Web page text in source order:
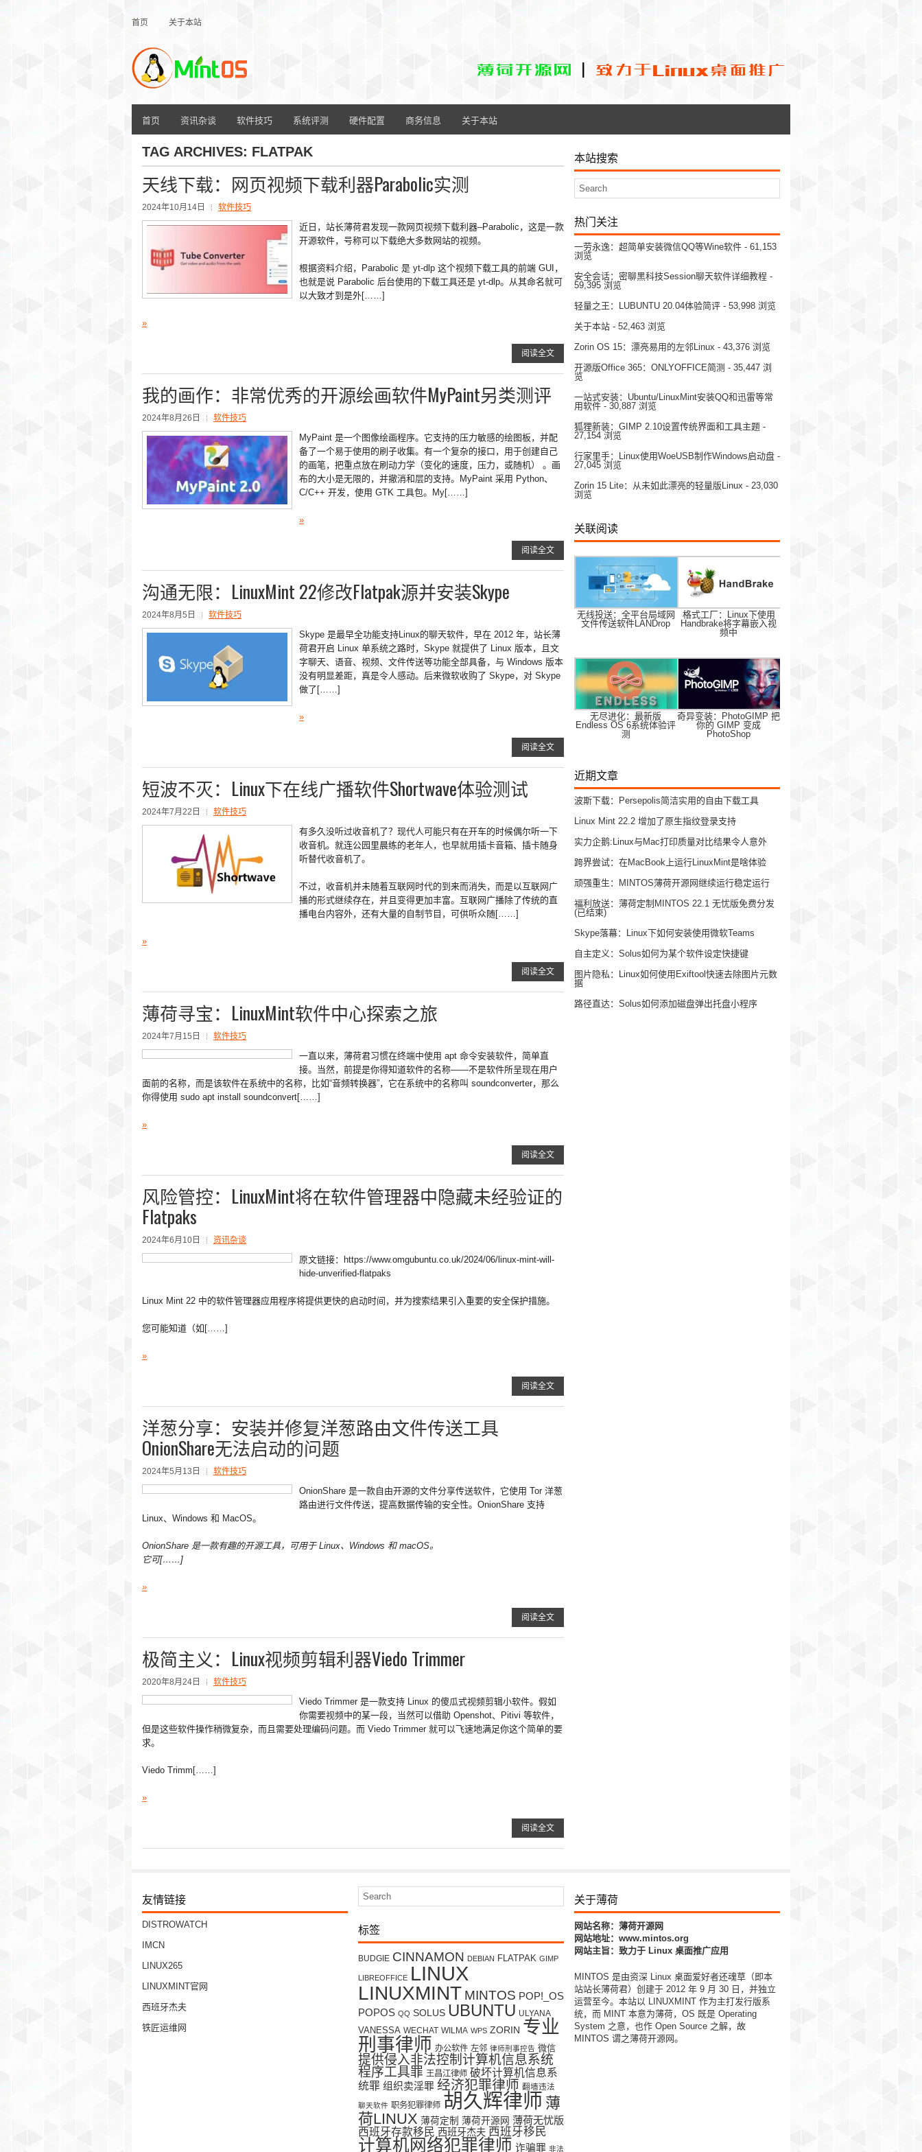
首页 关于本站
首页 资讯杂谈 软件技巧 系统评测 硬件配置 商务信息 关于本站
TAG ARCHIVES: FLATPAK
天线下载：网页视频下载利器Parabolic实测
2024年10月14日 软件技巧
近日，站长薄荷君发现一款网页视频下载利器–Parabolic，这是一款
开源软件，号称可以下载绝大多数网站的视频。
根据资料介绍，Parabolic 是 yt-dlp 这个视频下载工具的前端 GUI，
也就是说 Parabolic 后台使用的下载工具还是 yt-dlp。从其命名就可
以大致才到是外[……]
»
阅读全文
我的画作：非常优秀的开源绘画软件MyPaint另类测评
2024年8月26日 软件技巧
MyPaint 是一个图像绘画程序。它支持的压力敏感的绘图板，并配
备了一个易于使用的刷子收集。有一个复杂的接口，用于创建自己
的画笔，把重点放在刷动力学（变化的速度，压力，或随机） 。画
布的大小是无限的，并撤消和层的支持。MyPaint 采用 Python、
C/C++ 开发，使用 GTK 工具包。My[……]
»
阅读全文
沟通无限：LinuxMint 22修改Flatpak源并安装Skype
2024年8月5日 软件技巧
Skype 是最早全功能支持Linux的聊天软件，早在 2012 年，站长薄
荷君开启 Linux 单系统之路时，Skype 就提供了 Linux 版本，且文
字聊天、语音、视频、文件传送等功能全部具备，与 Windows 版本
没有明显差距，真是令人感动。后来微软收购了 Skype，对 Skype
做了[……]
»
阅读全文
短波不灭：Linux下在线广播软件Shortwave体验测试
2024年7月22日 软件技巧
有多久没听过收音机了？现代人可能只有在开车的时候偶尔听一下
收音机。就连公园里晨练的老年人，也早就用插卡音箱、插卡随身
听替代收音机了。
不过，收音机并未随着互联网时代的到来而消失，而是以互联网广
播的形式继续存在，并且变得更加丰富。互联网广播除了传统的直
播电台内容外，还有大量的自制节目，可供听众随[……]
»
阅读全文
薄荷寻宝：LinuxMint软件中心探索之旅
2024年7月15日 软件技巧
一直以来，薄荷君习惯在终端中使用 apt 命令安装软件，简单直
接。当然，前提是你得知道软件的名称——不是软件所呈现在用户
面前的名称，而是该软件在系统中的名称，比如“音频转换器”，它在系统中的名称叫 soundconverter，那么
你得使用 sudo apt install soundconvert[……]
»
阅读全文
风险管控：LinuxMint将在软件管理器中隐藏未经验证的
Flatpaks
2024年6月10日 资讯杂谈
原文链接：https://www.omgubuntu.co.uk/2024/06/linux-mint-will-
hide-unverified-flatpaks
Linux Mint 22 中的软件管理器应用程序将提供更快的启动时间，并为搜索结果引入重要的安全保护措施。
您可能知道（如[……]
»
阅读全文
洋葱分享：安装并修复洋葱路由文件传送工具
OnionShare无法启动的问题
2024年5月13日 软件技巧
OnionShare 是一款自由开源的文件分享传送软件，它使用 Tor 洋葱
路由进行文件传送，提高数据传输的安全性。OnionShare 支持
Linux、Windows 和 MacOS。
OnionShare 是一款有趣的开源工具，可用于 Linux、Windows 和 macOS。
它可[……]
»
阅读全文
极简主义：Linux视频剪辑利器Viedo Trimmer
2020年8月24日 软件技巧
Viedo Trimmer 是一款支持 Linux 的傻瓜式视频剪辑小软件。假如
你需要视频中的某一段，当然可以借助 Openshot、Pitivi 等软件，
但是这些软件操作稍微复杂，而且需要处理编码问题。而 Viedo Trimmer 就可以飞速地满足你这个简单的要
求。
Viedo Trimm[……]
»
阅读全文
本站搜索
热门关注
一劳永逸：超简单安装微信QQ等Wine软件 - 61,153
浏览
安全会话：密聊黑科技Session聊天软件详细教程 -
59,395 浏览
轻量之王：LUBUNTU 20.04体验简评 - 53,998 浏览
关于本站 - 52,463 浏览
Zorin OS 15：漂亮易用的左邻Linux - 43,376 浏览
开源版Office 365：ONLYOFFICE简测 - 35,447 浏
览
一站式安装：Ubuntu/LinuxMint安装QQ和迅雷等常
用软件 - 30,887 浏览
狐狸新装：GIMP 2.10设置传统界面和工具主题 -
27,154 浏览
行家里手：Linux使用WoeUSB制作Windows启动盘 -
27,045 浏览
Zorin 15 Lite：从未如此漂亮的轻量版Linux - 23,030
浏览
关联阅读
无线投送：全平台局域网
文件传送软件LANDrop
格式工厂：Linux下使用
Handbrake将字幕嵌入视
频中
无尽进化：最新版
Endless OS 6系统体验评
测
奇异变装：PhotoGIMP 把
你的 GIMP 变成
PhotoShop
近期文章
波斯下载：Persepolis简洁实用的自由下载工具
Linux Mint 22.2 增加了原生指纹登录支持
实力企鹅:Linux与Mac打印质量对比结果令人意外
跨界尝试：在MacBook上运行LinuxMint是啥体验
顽强重生：MINTOS薄荷开源网继续运行稳定运行
福利放送：薄荷定制MINTOS 22.1 无忧版免费分发
(已结束)
Skype落幕：Linux下如何安装使用微软Teams
自主定义：Solus如何为某个软件设定快捷键
图片隐私：Linux如何使用Exiftool快速去除图片元数
据
路径直达：Solus如何添加磁盘弹出托盘小程序
友情链接
DISTROWATCH
IMCN
LINUX265
LINUXMINT官网
西班牙杰夫
铁匠运维网
标签
BUDGIE CINNAMON DEBIAN FLATPAK GIMP
LIBREOFFICE LINUX
LINUXMINT MINTOS POP!_OS
POPOS QQ SOLUS UBUNTU ULYANA
VANESSA WECHAT WILMA WPS ZORIN 专业
刑事律师 办公软件 左邻 律师刑事控告 微信
提供侵入非法控制计算机信息系统
程序工具罪 王昌江律师 破坏计算机信息系
统罪 组织卖淫罪 经济犯罪律师 翻墙违法
聊天软件 职务犯罪律师 胡久辉律师 薄
荷LINUX 薄荷定制 薄荷开源网 薄荷无忧版
西班牙存款移民 西班牙杰夫 西班牙移民
计算机网络犯罪律师 诈骗罪 非法
关于薄荷
网站名称：薄荷开源网
网站地址：www.mintos.org
网站主旨：致力于 Linux 桌面推广应用
MINTOS 是由资深 Linux 桌面爱好者还魂草（即本
站站长薄荷君）创建于 2012 年 9 月 30 日，并独立
运营至今。本站以 LINUXMINT 作为主打发行版系
统，而 MINT 本意为薄荷，OS 既是 Operating
System 之意，也作 Open Source 之解，故
MINTOS 谓之薄荷开源网。